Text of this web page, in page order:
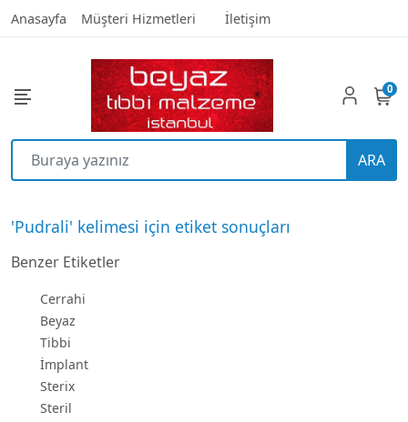
Anasayfa Müşteri Hizmetleri İletişim
ARA
0
'Pudrali' kelimesi için etiket sonuçları
Benzer Etiketler
Cerrahi
Beyaz
Tibbi
İmplant
Sterix
Steril